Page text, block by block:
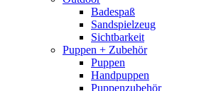
Badespaß
Sandspielzeug
Sichtbarkeit
Puppen + Zubehör
Puppen
Handpuppen
Puppenzubehör